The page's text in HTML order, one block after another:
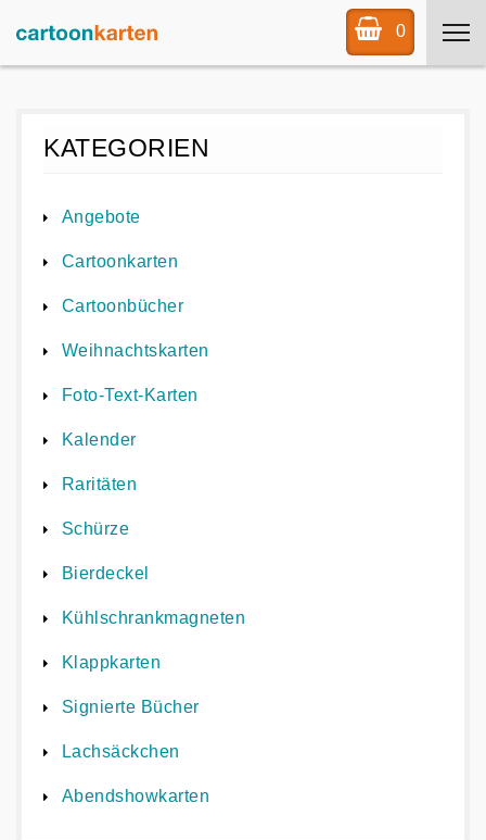
0
KATEGORIEN
Angebote
Cartoonkarten
Cartoonbücher
Weihnachtskarten
Foto-Text-Karten
Kalender
Raritäten
Schürze
Bierdeckel
Kühlschrankmagneten
Klappkarten
Signierte Bücher
Lachsäckchen
Abendshowkarten